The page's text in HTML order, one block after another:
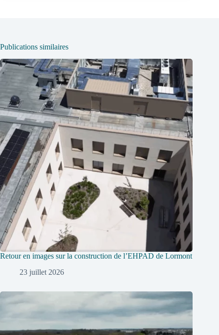
Publications similaires
Retour en images sur la construction de l’EHPAD de Lormont
23 juillet 2026